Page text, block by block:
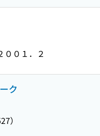
００１．２
ク
）